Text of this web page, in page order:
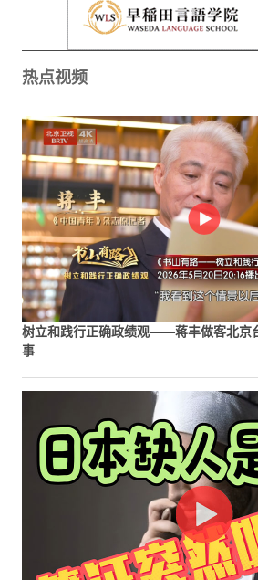
热点视频
树立和践行正确政绩观——蒋丰做客北京
事